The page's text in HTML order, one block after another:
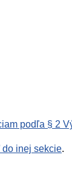
podľa § 2
do inej sekcie.